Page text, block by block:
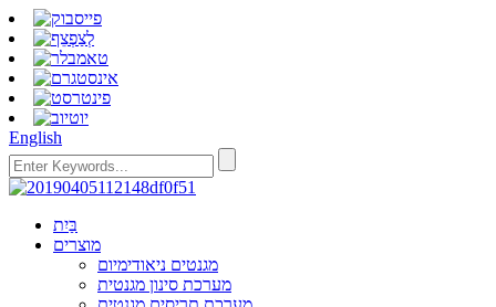
English
בַּיִת
מוצרים
מגנטים ניאודימיום
מערכת סינון מגנטית